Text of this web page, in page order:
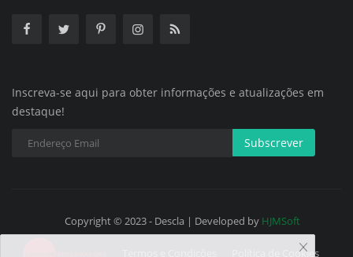
Inscreva-se aqui para obter informações e atualizações em
destaque!
Subscrever
Copyright © 2023 - Descla | Developed by HJMSoft
Política de Cookies